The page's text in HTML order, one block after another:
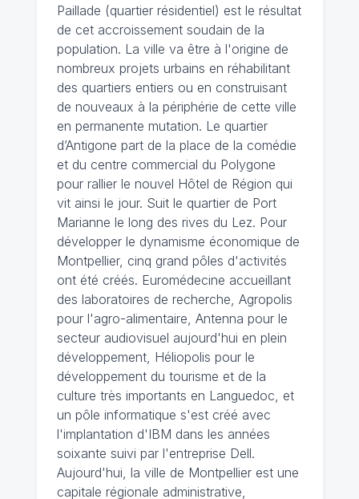
Paillade (quartier résidentiel) est le résultat
de cet accroissement soudain de la
population. La ville va être à l'origine de
nombreux projets urbains en réhabilitant
des quartiers entiers ou en construisant
de nouveaux à la périphérie de cette ville
en permanente mutation. Le quartier
d’Antigone part de la place de la comédie
et du centre commercial du Polygone
pour rallier le nouvel Hôtel de Région qui
vit ainsi le jour. Suit le quartier de Port
Marianne le long des rives du Lez. Pour
développer le dynamisme économique de
Montpellier, cinq grand pôles d'activités
ont été créés. Euromédecine accueillant
des laboratoires de recherche, Agropolis
pour l'agro-alimentaire, Antenna pour le
secteur audiovisuel aujourd'hui en plein
développement, Héliopolis pour le
développement du tourisme et de la
culture très importants en Languedoc, et
un pôle informatique s'est créé avec
l'implantation d'IBM dans les années
soixante suivi par l'entreprise Dell.
Aujourd'hui, la ville de Montpellier est une
capitale régionale administrative,